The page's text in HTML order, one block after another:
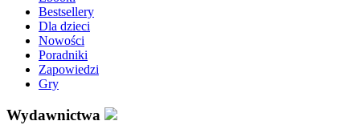
Bestsellery
Dla dzieci
Nowości
Poradniki
Zapowiedzi
Gry
Wydawnictwa